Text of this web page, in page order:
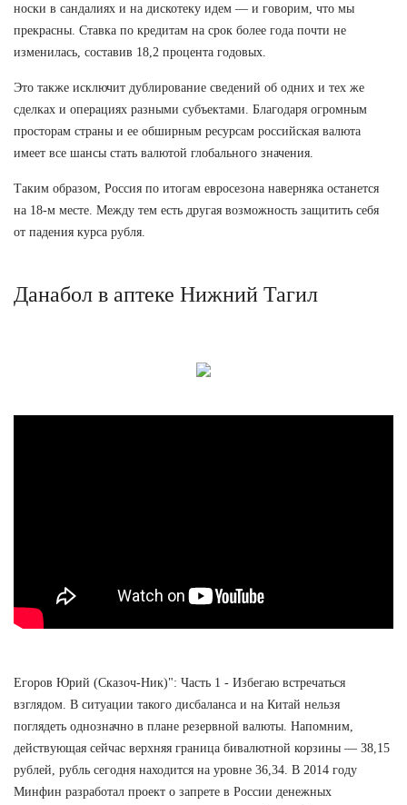
носки в сандалиях и на дискотеку идем — и говорим, что мы
прекрасны. Ставка по кредитам на срок более года почти не
изменилась, составив 18,2 процента годовых.
Это также исключит дублирование сведений об одних и тех же
сделках и операциях разными субъектами. Благодаря огромным
просторам страны и ее обширным ресурсам российская валюта
имеет все шансы стать валютой глобального значения.
Таким образом, Россия по итогам евросезона наверняка останется
на 18-м месте. Между тем есть другая возможность защитить себя
от падения курса рубля.
Данабол в аптеке Нижний Тагил
Егоров Юрий (Сказоч-Ник)": Часть 1 - Избегаю встречаться
взглядом. В ситуации такого дисбаланса и на Китай нельзя
поглядеть однозначно в плане резервной валюты. Напомним,
действующая сейчас верхняя граница бивалютной корзины — 38,15
рублей, рубль сегодня находится на уровне 36,34. В 2014 году
Минфин разработал проект о запрете в России денежных